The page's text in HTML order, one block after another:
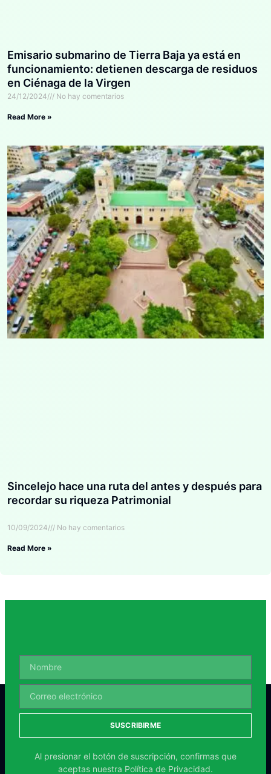
Emisario submarino de Tierra Baja ya está en
funcionamiento: detienen descarga de residuos
en Ciénaga de la Virgen
24/12/2024 No hay comentarios
Read More »
Sincelejo hace una ruta del antes y después para
recordar su riqueza Patrimonial
10/09/2024 No hay comentarios
Read More »
SUSCRIBIRME
Al presionar el botón de suscripción, confirmas que
aceptas nuestra Política de Privacidad.